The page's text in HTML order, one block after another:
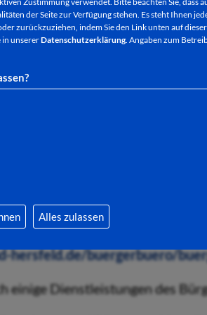
der Seite zur Verfügung stehen. Es steht Ihnen
zurückzuziehen, indem Sie den Link unten auf
unsererDatenschutzerklärung. Angaben zum
Alles zulassen
Bearbeitung von Anliegen der
E-Mails und Telefonate
ist das Bürgerbüro (Am
Uhr gibt es (wie regelmäßig
hier ist erfahrungsgemäß
Öffnungszeiten ist für
notwendig! Die
hersfeld.de/buergerbuero/
einige Dienstleistungen des